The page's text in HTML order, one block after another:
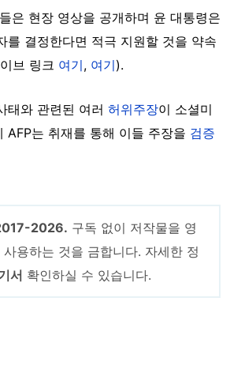
은 현장 영상을 공개하며 윤 대통령은
를 결정한다면 적극 지원할 것을 약속
브 링크 여기, 여기).
태와 관련된 여러 허위주장이 소셜미
AFP는 취재를 통해 이들 주장을 검증
2026. 구독 없이 저작물을 영
용하는 것을 금합니다. 자세한 정
서 확인하실 수 있습니다.